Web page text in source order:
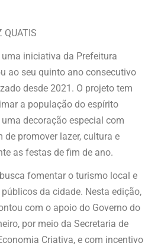
QUATIS
iniciativa da Prefeitura
ao seu quinto ano consecutivo
desde 2021. O projeto tem
a população do espírito
decoração especial com
de promover lazer, cultura e
as festas de fim de ano.
fomentar o turismo local e
da cidade. Nesta edição,
com o apoio do Governo do
por meio da Secretaria de
Criativa, e com incentivo